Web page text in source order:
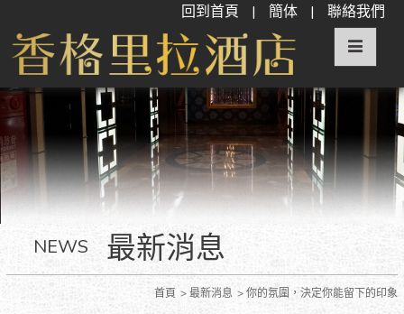
回到首頁 | 簡体 | 聯絡我們
NEWS 最新消息
首頁 最新消息 你的氛圍，決定你能留下的印象